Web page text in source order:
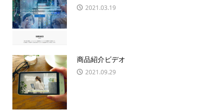
2021.03.19
商品紹介ビデオ
2021.09.29